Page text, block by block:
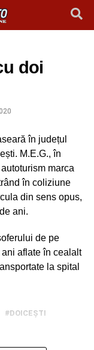
doi
în județul
M.E.G., în
marca
în coliziune
din sens opus,
ani.
de pe
aflate în cealalt
la spital
DOICEŞTI